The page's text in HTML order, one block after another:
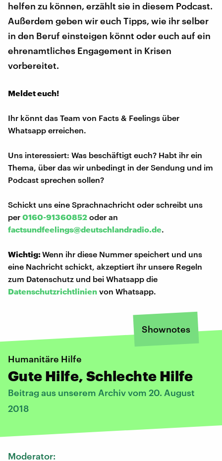
helfen zu können, erzählt sie in diesem Podcast.
Außerdem geben wir euch Tipps, wie ihr selber
in den Beruf einsteigen könnt oder euch auf ein
ehrenamtliches Engagement in Krisen
vorbereitet.
Meldet euch!
Ihr könnt das Team von Facts & Feelings über
Whatsapp erreichen.
Uns interessiert: Was beschäftigt euch? Habt ihr ein
Thema, über das wir unbedingt in der Sendung und im
Podcast sprechen sollen?
Schickt uns eine Sprachnachricht oder schreibt uns
per 0160-91360852 oder an
factsundfeelings@deutschlandradio.de.
Wichtig:Wenn ihr diese Nummer speichert und uns
eine Nachricht schickt, akzeptiert ihr unsere Regeln
zum Datenschutz und bei Whatsapp die
Datenschutzrichtlinien von Whatsapp.
Shownotes
Humanitäre Hilfe
Gute Hilfe, Schlechte Hilfe
Beitrag aus unserem Archiv vom 20. August
2018
Moderator: